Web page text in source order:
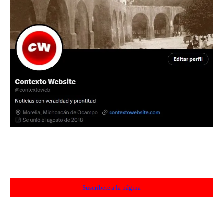
Suscríbete a la página